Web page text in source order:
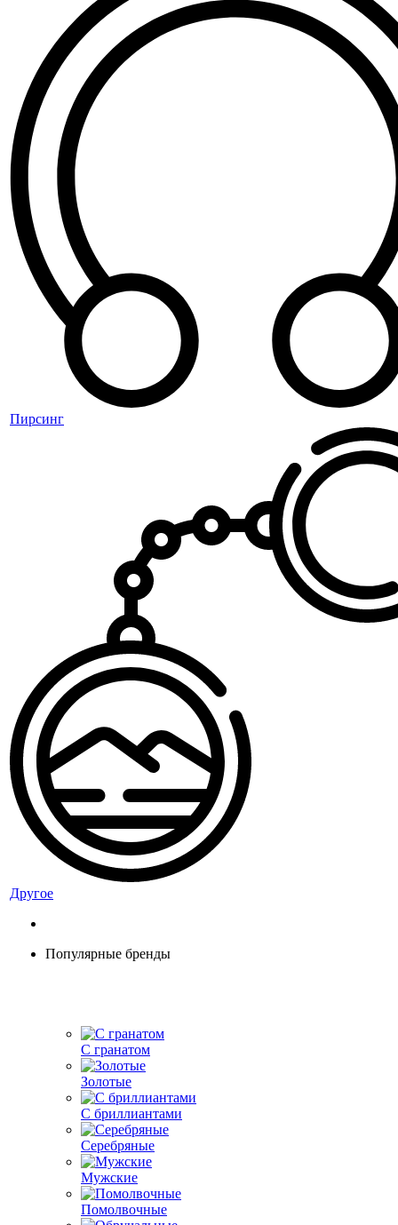
Пирсинг
Другое
Популярные бренды
С гранатом
Золотые
С бриллиантами
Серебряные
Мужские
Помолвочные